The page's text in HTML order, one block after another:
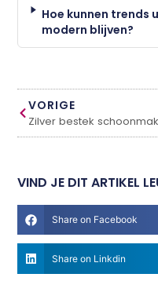
Hoe kunnen trends
modern blijven?
VORIGE
VIND JE DIT ARTIKEL
Share on Facebook
Share on Linkdin